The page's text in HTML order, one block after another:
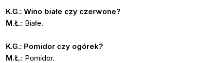
K.G.: Wino białe czy czerwone?
M.Ł.: Białe.
K.G.: Pomidor czy ogórek?
M.Ł.: Pomidor.